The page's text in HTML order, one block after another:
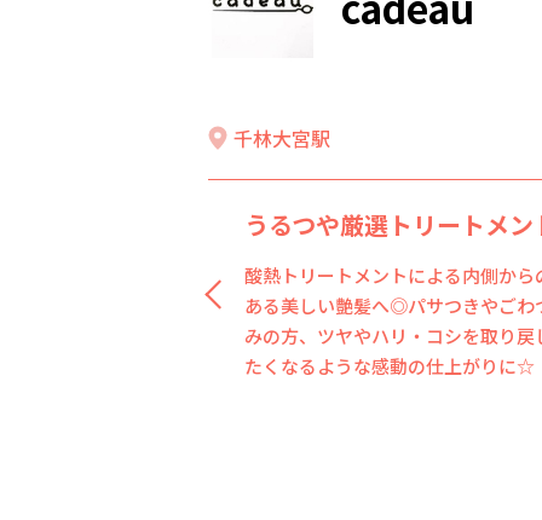
千林大宮駅
うるつや厳選トリートメン
酸熱トリートメントによる内側か
ある美しい艶髪へ◎パサつきやごわ
みの方、ツヤやハリ・コシを取り
たくなるような感動の仕上がりに☆